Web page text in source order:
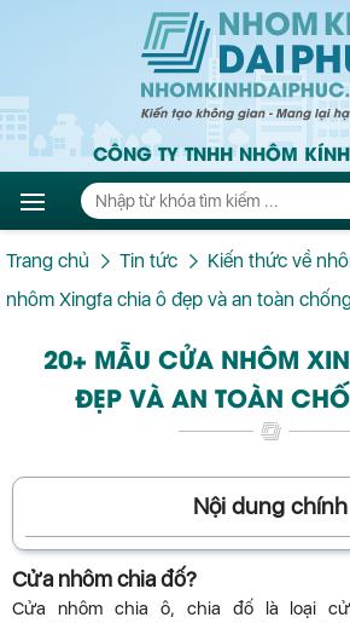
CÔNG TY TNHH NHÔM
Trang chủ Tin tức Kiến thức về
nhôm Xingfa chia ô đẹp và an toàn
20+ MẪU CỬA NHÔM
ĐẸP VÀ AN TOÀN
Nội dung chính
Cửa nhôm chia đố?
Cửa nhôm chia ô, chia đố là loại